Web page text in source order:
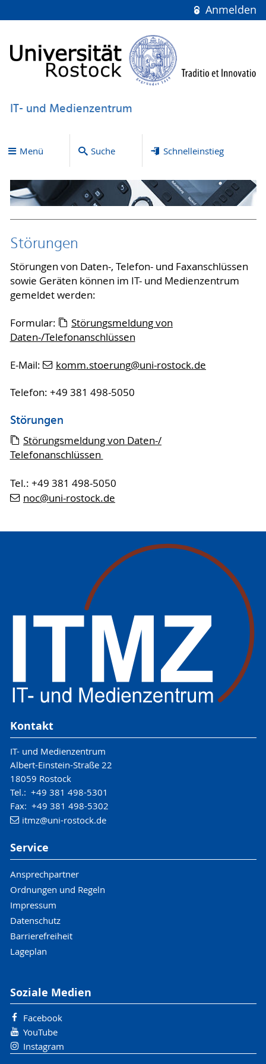
Anmelden
IT- und Medienzentrum
Menü Suche Schnelleinstieg
Störungen
Störungen von Daten-, Telefon- und Faxanschlüssen
sowie Geräten können im IT- und Medienzentrum
gemeldet werden:
Formular:
Störungsmeldung von
Daten-/Telefonanschlüssen
E-Mail: komm.stoerung@uni-rostock.de
Telefon: +49 381 498-5050
Störungen
Störungsmeldung von Daten-/
Telefonanschlüssen
Tel.: +49 381 498-5050
noc@uni-rostock.de
Kontakt
IT- und Medienzentrum
Albert-Einstein-Straße 22
18059 Rostock
Tel.: +49 381 498-5301
Fax: +49 381 498-5302
itmz@uni-rostock.de
Service
Ansprechpartner
Ordnungen und Regeln
Impressum
Datenschutz
Barrierefreiheit
Lageplan
Soziale Medien
Facebook
YouTube
Instagram